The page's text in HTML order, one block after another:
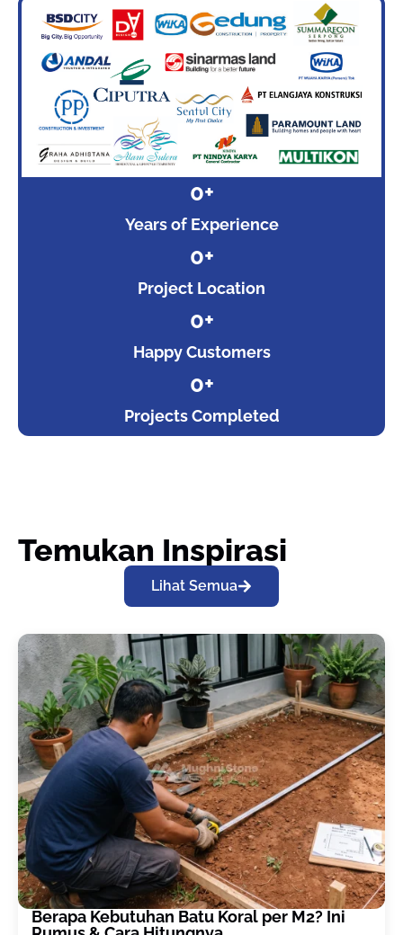
Years of Experience
0+
Project Location
0+
Happy Customers
0+
Projects Completed
0+
Temukan Inspirasi
Lihat Semua
Berapa Kebutuhan Batu Koral per M2? Ini